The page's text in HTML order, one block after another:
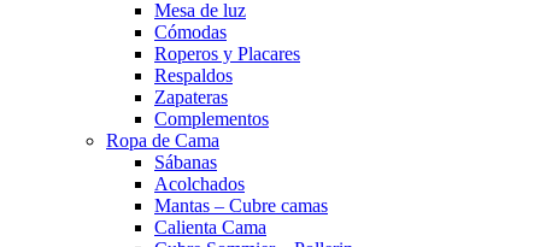
Mesa de luz
Cómodas
Roperos y Placares
Respaldos
Zapateras
Complementos
Ropa de Cama
Sábanas
Acolchados
Mantas – Cubre camas
Calienta Cama